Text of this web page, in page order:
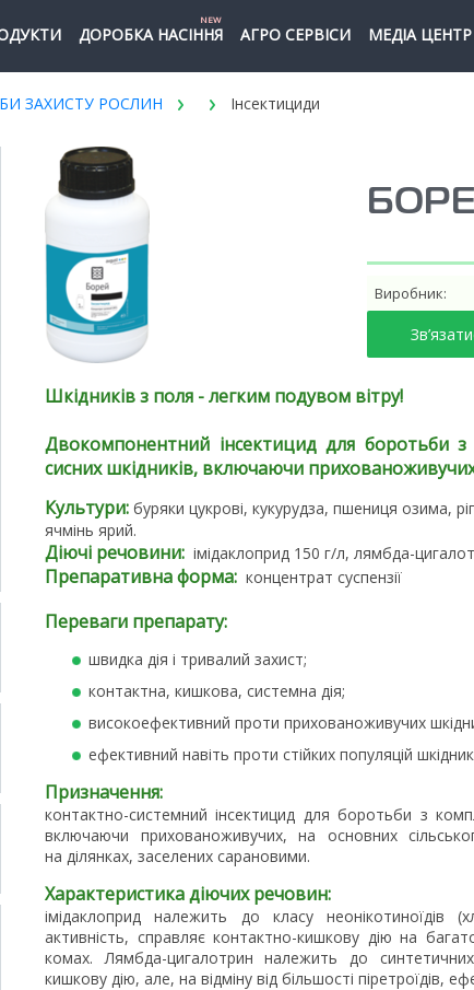
ДОРОБКА НАСІННЯ
NEW
АГРО СЕРВІСИ МЕДІА ЦЕНТР
ЗАХИСТУ РОСЛИН Інсектициди
Виробник:
Шкідників з поля - легким подувом вітру!
Двокомпонентний інсектицид для боротьби
сисних шкідників, включаючи
Культури: буряки цукрові, кукурудза, пшениця озима,
ячмінь ярий.
Діючі речовини: імідаклоприд 150 г/л, лямбда-
Препаративна форма: концентрат суспензії
Переваги препарату:
швидка дія і тривалий захист;
контактна, кишкова, системна дія;
високоефективний проти прихованоживучих
ефективний навіть проти стійких популяцій
Призначення:
контактно-системний інсектицид для боротьби з
включаючи прихованоживучих, на основних
на ділянках, заселених сарановими.
Характеристика діючих речовин:
імідаклоприд належить до класу неонікотиноїдів
активність, справляє контактно-кишкову дію на
комах. Лямбда-цигалотрин належить до синтетичних
кишкову дію, але, на відміну від більшості піретроїдів,